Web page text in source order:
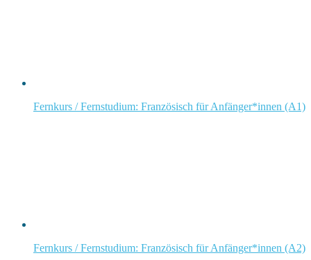
Fernkurs / Fernstudium: Französisch für Anfänger*innen (A1)
Fernkurs / Fernstudium: Französisch für Anfänger*innen (A2)